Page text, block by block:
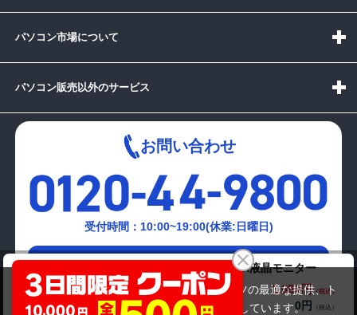
IO DATA LCD-AD192SEDSW 19インチSXGA液晶モニター
商品価格(税込) 3,680円
オプション小計価格(税込) 0円
パソコン市場について
パソコン販売以外のサービス
お問い合わせ
受付時間：10:00~19:00(休業:日曜日)
メールでの
お問い合わせはこちら
当サイトでは利用体験の向上およびコンテンツの最適な提供、ト
ラフィックの分析を目的としてCookieを使用しています。